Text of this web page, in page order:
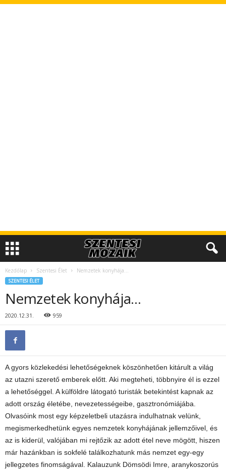
Kezdőlap Szentesi Élet Nemzetek konyhája…
SZENTESI ÉLET
Nemzetek konyhája…
2020.12.31. 959
A gyors közlekedési lehetőségeknek köszönhetően kitárult a világ
az utazni szerető emberek előtt. Aki megteheti, többnyire él is ezzel
a lehetőséggel. A külföldre látogató turisták betekintést kapnak az
adott ország életébe, nevezetességeibe, gasztronómiájába.
Olvasóink most egy képzeletbeli utazásra indulhatnak velünk,
megismerkedhetünk egyes nemzetek konyhájának jellemzőivel, és
az is kiderül, valójában mi rejtőzik az adott étel neve mögött, hiszen
már hazánkban is sokfelé találkozhatunk más nemzet egy-egy
jellegzetes finomságával. Kalauzunk Dömsödi Imre, aranykoszorús